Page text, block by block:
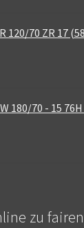
120/70 ZR 17
180/70 - 15
zu